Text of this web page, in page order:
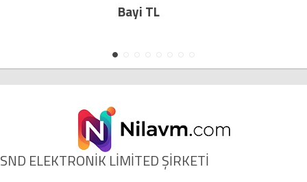
Bayi TL
SND ELEKTRONİK LİMİTED ŞİRKETİ